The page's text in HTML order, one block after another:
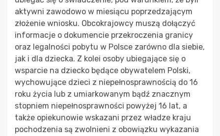
aktywni zawodowo w miesiącu poprzedzającym
złożenie wniosku. Obcokrajowcy muszą dołączyć
informacje o dokumencie przekroczenia granicy
oraz legalności pobytu w Polsce zarówno dla siebie,
jak i dla dziecka. Z kolei osoby ubiegające się o
wsparcie na dziecko będące obywatelem Polski,
wychowujące dzieci z niepełnosprawnością do 16
roku życia lub z umiarkowanym bądź znacznym
stopniem niepełnosprawności powyżej 16 lat, a
także opiekunowie wskazani przez władze kraju
pochodzenia są zwolnieni z obowiązku wykazania